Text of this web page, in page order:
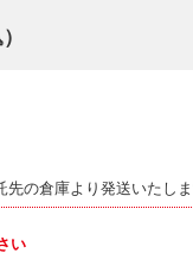
先の倉庫より発送いたし
い